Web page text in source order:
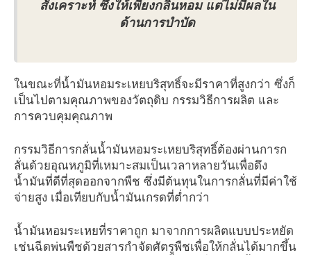
สังเคราะห์ ซึ่งให้เพียงกลิ่นหอม แต่ไม่มีผลใน
ด้านการบำบัด
ในขณะที่น้ำมันหอมระเหยบริสุทธิ์จะมีราคาที่สูงกว่า ซึ่งก็
เป็นไปตามคุณภาพของวัตถุดิบ กรรมวิธีการผลิต และ
การควบคุมคุณภาพ
กรรมวิธีการกลั่นน้ำมันหอมระเหยบริสุทธิ์ต้องผ่านการก
ลั่นด้วยอุณหภูมิที่เหมาะสมเป็นเวลาหลายวันเพื่อดึง
น้ำมันที่ดีที่สุดออกจากพืช ซึ่งมีต้นทุนในการกลั่นที่มีค่าใช้
จ่ายสูง เมื่อเทียบกับน้ำมันเกรดที่ต่ำกว่า
น้ำมันหอมระเหยที่ราคาถูก มาจากการผลิตแบบประหยัด
เช่นฉีดพ่นพืชด้วยสารกำจัดศัตรูพืชเพื่อให้กลั่นได้มากขึ้น